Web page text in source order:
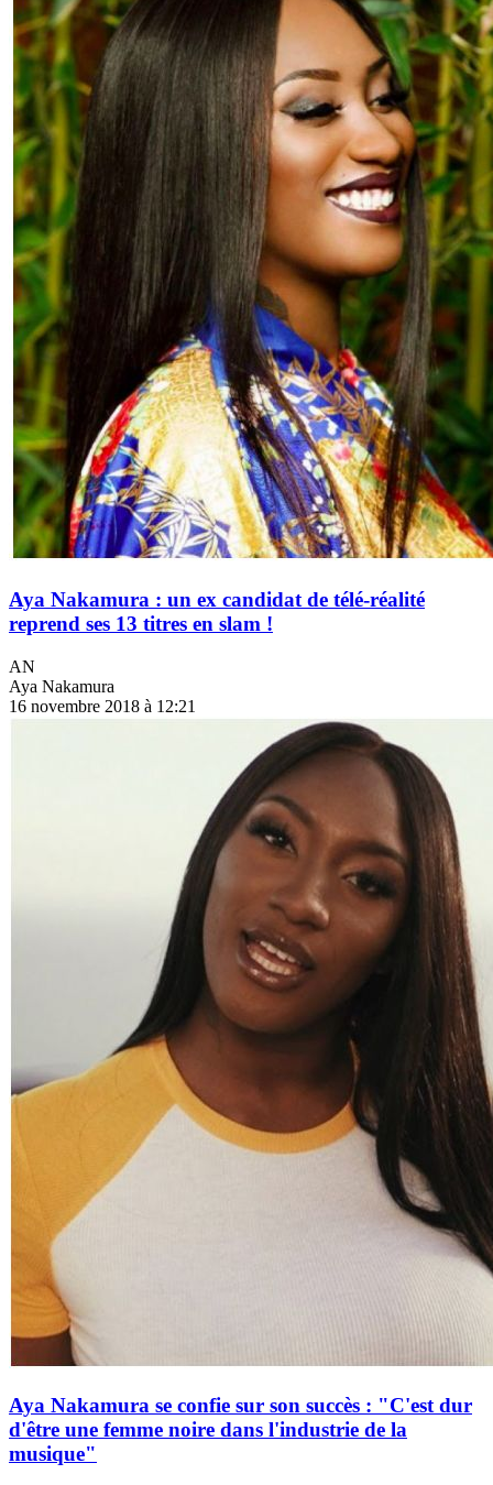
Aya Nakamura : un ex candidat de télé-réalité
reprend ses 13 titres en slam !
AN
Aya Nakamura
16 novembre 2018 à 12:21
Aya Nakamura se confie sur son succès : "C'est dur
d'être une femme noire dans l'industrie de la
musique"